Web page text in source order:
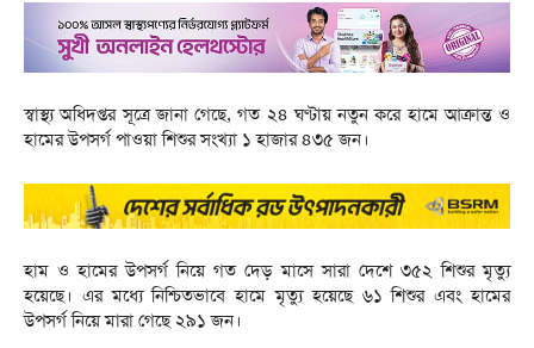
স্বাস্থ্য অধিদপ্তর সূত্রে জানা গেছে, গত ২৪ ঘণ্টায় নতুন করে হামে আক্রান্ত ও
হামের উপসর্গ পাওয়া শিশুর সংখ্যা ১ হাজার ৪৩৫ জন।
হাম ও হামের উপসর্গ নিয়ে গত দেড় মাসে সারা দেশে ৩৫২ শিশুর মৃত্যু
হয়েছে। এর মধ্যে নিশ্চিতভাবে হামে মৃত্যু হয়েছে ৬১ শিশুর এবং হামের
উপসর্গ নিয়ে মারা গেছে ২৯১ জন।